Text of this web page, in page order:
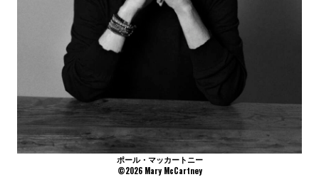
ポール・マッカートニー
©︎2026 Mary McCartney